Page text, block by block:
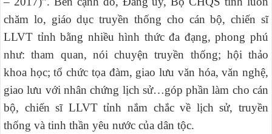
chăm lo, giáo dục truyền thống cho cán bộ, chiến sĩ
LLVT tỉnh bằng nhiều hình thức đa đạng, phong phú
như: tham quan, nói chuyện truyền thống; hội thảo
khoa học; tổ chức tọa đàm, giao lưu văn hóa, văn nghệ,
giao lưu với nhân chứng lịch sử…góp phần làm cho cán
bộ, chiến sĩ LLVT tỉnh nắm chắc về lịch sử, truyền
thống và tinh thần yêu nước của dân tộc.